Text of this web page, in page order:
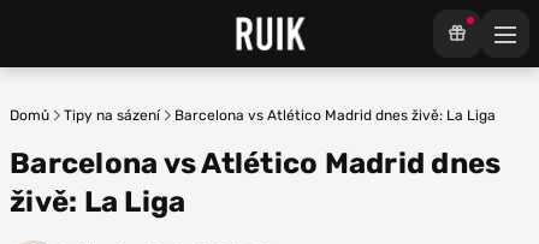
Domů Tipy na sázení Barcelona vs Atlético Madrid dnes živě: La Liga
Barcelona vs Atlético Madrid dnes
živě: La Liga